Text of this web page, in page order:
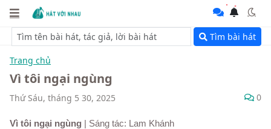
Tìm bài hát
Trang chủ
Vì tôi ngại ngùng
Thứ Sáu, tháng 5 30, 2025 0
Vì tôi ngại ngùng | Sáng tác: Lam Khánh